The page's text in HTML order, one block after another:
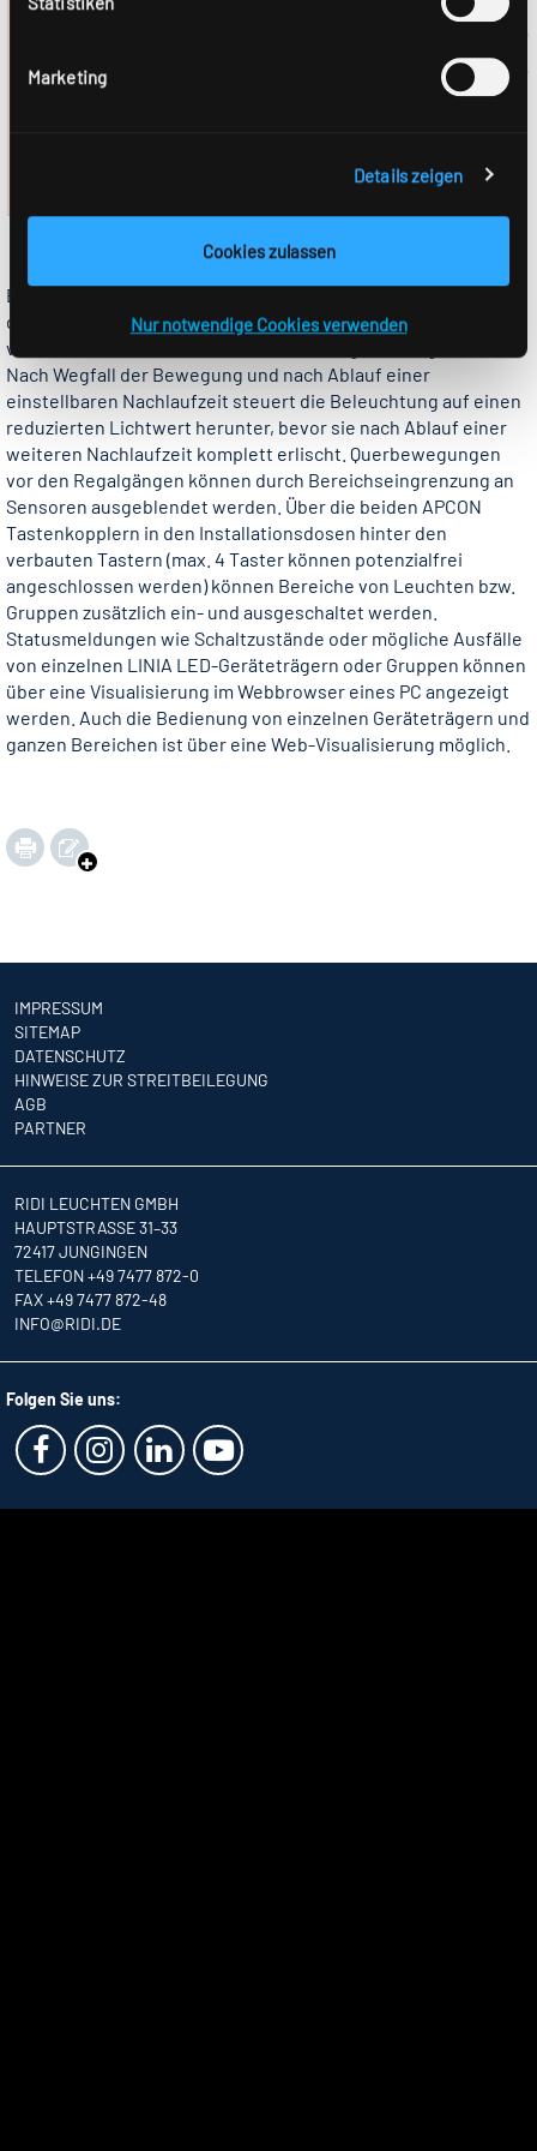
Marketing
Details zeigen
Cookies zulassen
Nur notwendige Cookies verwenden
Bei detektierter Bewegung innerhalb der Erfassungsfelder
der APCON Sensoren wird die zugeordnete Beleuchtung
vollautomatisch auf die volle Beleuchtungsstärke gesteuert.
Nach Wegfall der Bewegung und nach Ablauf einer
einstellbaren Nachlaufzeit steuert die Beleuchtung auf einen
reduzierten Lichtwert herunter, bevor sie nach Ablauf einer
weiteren Nachlaufzeit komplett erlischt. Querbewegungen
vor den Regalgängen können durch Bereichseingrenzung an
Sensoren ausgeblendet werden. Über die beiden APCON
Tastenkopplern in den Installationsdosen hinter den
verbauten Tastern (max. 4 Taster können potenzialfrei
angeschlossen werden) können Bereiche von Leuchten bzw.
Gruppen zusätzlich ein- und ausgeschaltet werden.
Statusmeldungen wie Schaltzustände oder mögliche Ausfälle
von einzelnen LINIA LED-Geräteträgern oder Gruppen können
über eine Visualisierung im Webbrowser eines PC angezeigt
werden. Auch die Bedienung von einzelnen Geräteträgern und
ganzen Bereichen ist über eine Web-Visualisierung möglich.
IMPRESSUM
SITEMAP
DATENSCHUTZ
HINWEISE ZUR STREITBEILEGUNG
AGB
PARTNER
RIDI LEUCHTEN GMBH
HAUPTSTRASSE 31–33
72417 JUNGINGEN
TELEFON +49 7477 872-0
FAX +49 7477 872-48
INFO@RIDI.DE
Folgen Sie uns: